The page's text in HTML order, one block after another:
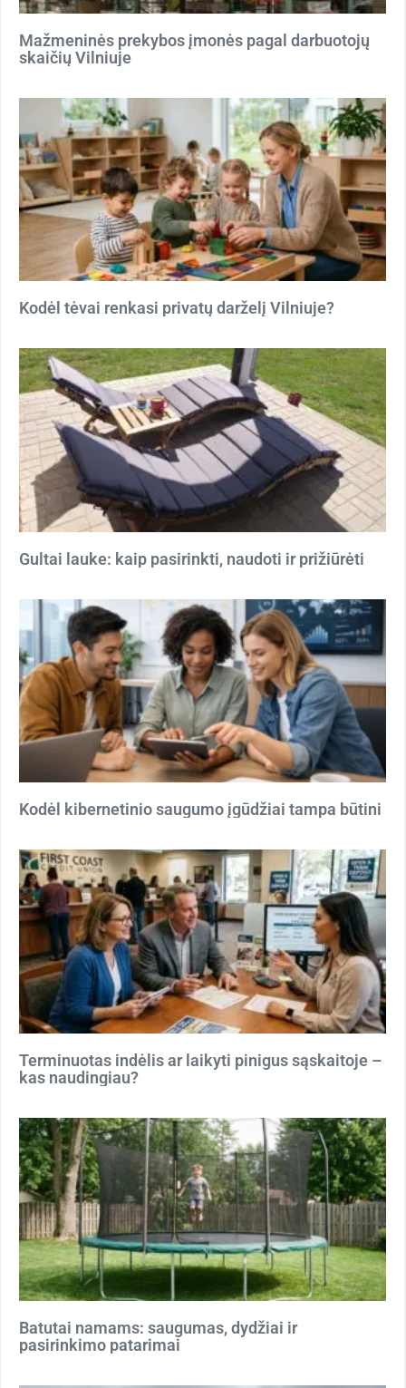
Mažmeninės prekybos įmonės pagal darbuotojų
skaičių Vilniuje
Kodėl tėvai renkasi privatų darželį Vilniuje?
Gultai lauke: kaip pasirinkti, naudoti ir prižiūrėti
Kodėl kibernetinio saugumo įgūdžiai tampa būtini
Terminuotas indėlis ar laikyti pinigus sąskaitoje –
kas naudingiau?
Batutai namams: saugumas, dydžiai ir
pasirinkimo patarimai